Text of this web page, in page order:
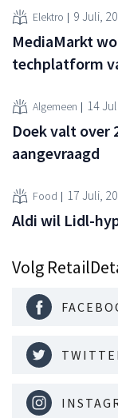
Elektro 9 Juli,
MediaMarkt
techplatform
Algemeen 14
Doek valt over
aangevraagd
Food 17 Juli,
Aldi wil Lidl-
Volg